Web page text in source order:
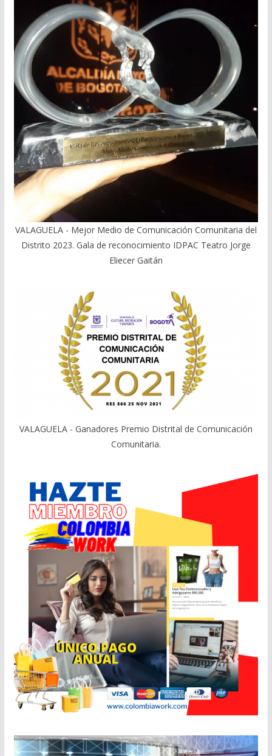
VALAGUELA - Mejor Medio de Comunicación Comunitaria del
Distrito 2023. Gala de reconocimiento IDPAC Teatro Jorge
Eliecer Gaitán
VALAGUELA - Ganadores Premio Distrital de Comunicación
Comunitaria.